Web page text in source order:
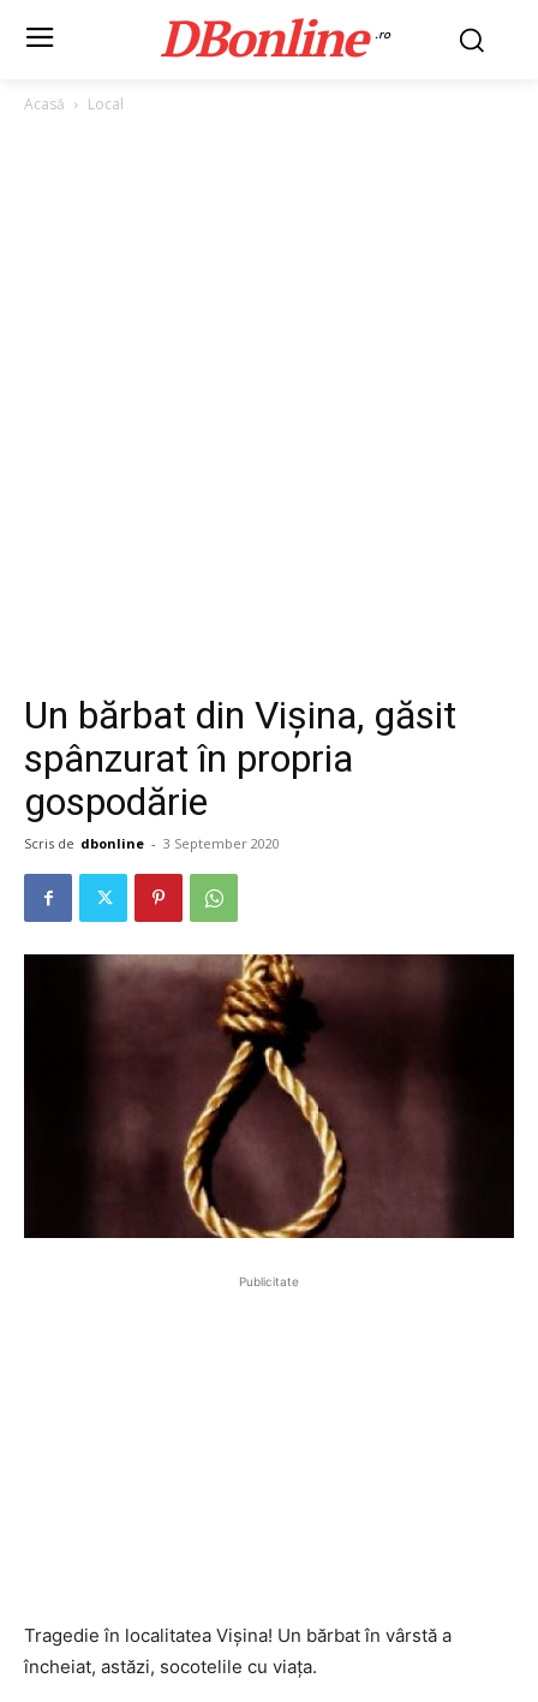
DBonline .ro
Acasă Local
Un bărbat din Vișina, găsit
spânzurat în propria
gospodărie
Scris de dbonline - 3 September 2020
Publicitate
Tragedie în localitatea Vișina! Un bărbat în vârstă a
încheiat, astăzi, socotelile cu viața.